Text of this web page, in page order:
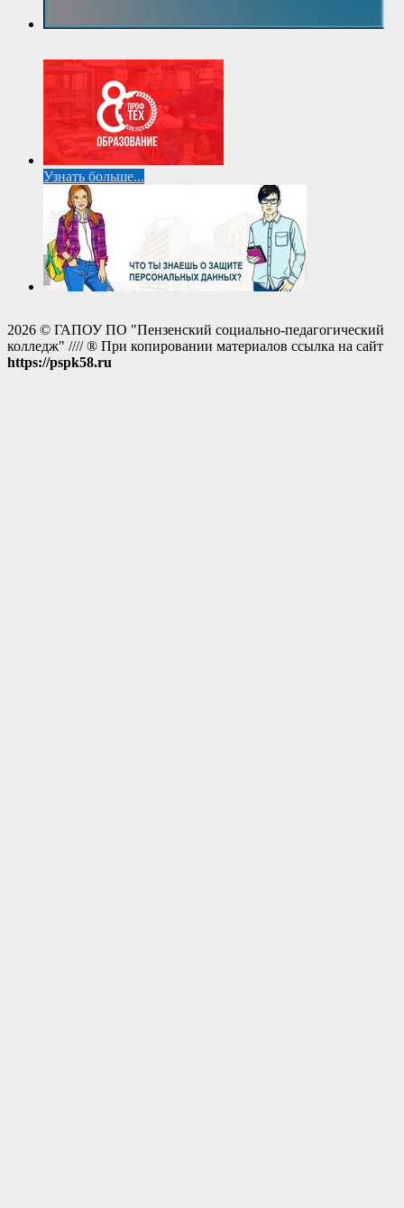
Узнать больше...
2026 © ГАПОУ ПО "Пензенский социально-педагогический
колледж" //// ® При копировании материалов ссылка на сайт
https://pspk58.ru